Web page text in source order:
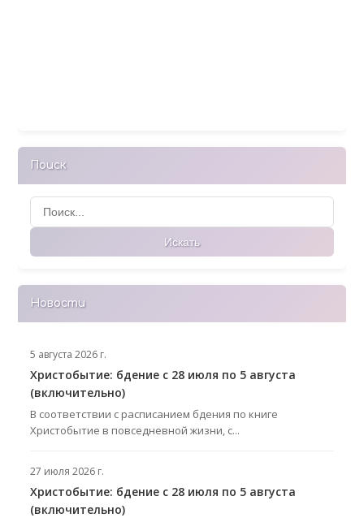
Поиск
Поиск
Искать
Новости
5 августа 2026 г.
Христобытие: бдение с 28 июля по 5 августа
(включительно)
В соответствии с расписанием бдения по книге
Христобытие в повседневной жизни, с...
27 июля 2026 г.
Христобытие: бдение с 28 июля по 5 августа
(включительно)